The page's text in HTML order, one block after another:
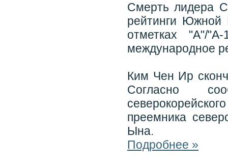
Смерть лидера
рейтинги Южной
отметках "A"/
международное
Ким Чен Ир
Согласно
преемника
Ына.
Подробнее »